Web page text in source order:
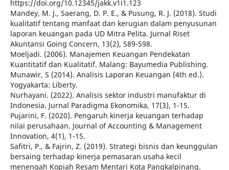
https://doi.org/10.12345/jakk.v1i1.123
Mandey, M. J., Saerang, D. P. E., & Pusung, R. J. (2018). Studi
kualitatif tentang manfaat dan kerugian dalam penyusunan
laporan keuangan pada UD Mitra Pelita. Jurnal Riset
Akuntansi Going Concern, 13(2), 589-598.
Moeljadi. (2006). Manajemen Keuangan Pendekatan
Kuantitatif dan Kualitatif. Malang: Bayumedia Publishing.
Munawir, S (2014). Analisis Laporan Keuangan (4th ed.).
Yogyakarta: Liberty.
Nurhayani. (2022). Analisis sektor industri manufaktur di
Indonesia. Jurnal Paradigma Ekonomika, 17(3), 1-15.
Pujarini, F. (2020). Pengaruh kinerja keuangan terhadap
nilai perusahaan. Journal of Accounting & Management
Innovation, 4(1), 1-15.
Safitri, P., & Fajrin, Z. (2019). Strategi bisnis dan keunggulan
bersaing terhadap kinerja pemasaran usaha kecil
menengah Kopiah Resam Mentari Kota Pangkalpinang.